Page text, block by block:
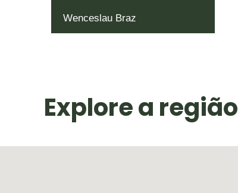
Wenceslau Braz
Explore a região